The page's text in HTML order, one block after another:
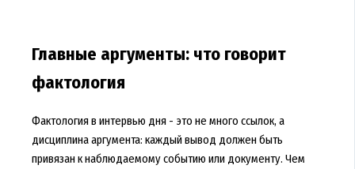
Главные аргументы: что говорит
фактология
Фактология в интервью дня - это не много ссылок, а
дисциплина аргумента: каждый вывод должен быть
привязан к наблюдаемому событию или документу. Чем